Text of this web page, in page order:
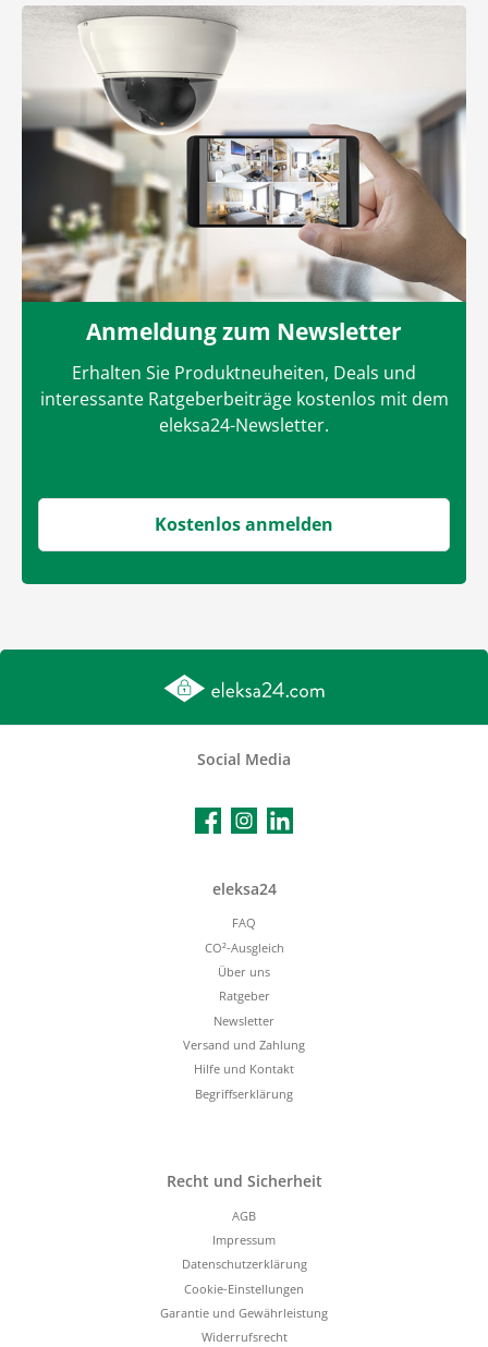
Anmeldung zum Newsletter
Erhalten Sie Produktneuheiten, Deals und
interessante Ratgeberbeiträge kostenlos mit dem
eleksa24-Newsletter.
Kostenlos anmelden
Social Media
FacebookInstagramLinkedIn
eleksa24
FAQ
CO²-Ausgleich
Über uns
Ratgeber
Newsletter
Versand und Zahlung
Hilfe und Kontakt
Begriffserklärung
Recht und Sicherheit
AGB
Impressum
Datenschutzerklärung
Cookie-Einstellungen
Garantie und Gewährleistung
Widerrufsrecht